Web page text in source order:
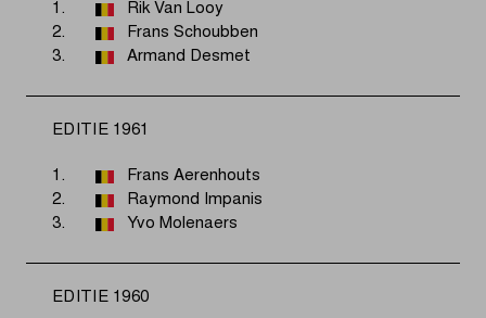
1.
Rik Van Looy
2.
Frans Schoubben
3.
Armand Desmet
EDITIE 1961
1.
Frans Aerenhouts
2.
Raymond Impanis
3.
Yvo Molenaers
EDITIE 1960